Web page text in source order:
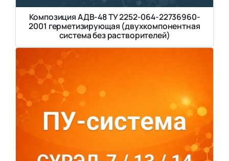
Композиция АДВ-48 ТУ 2252-064-22736960-
2001 герметизирующая (двухкомпонентная
система без растворителей)